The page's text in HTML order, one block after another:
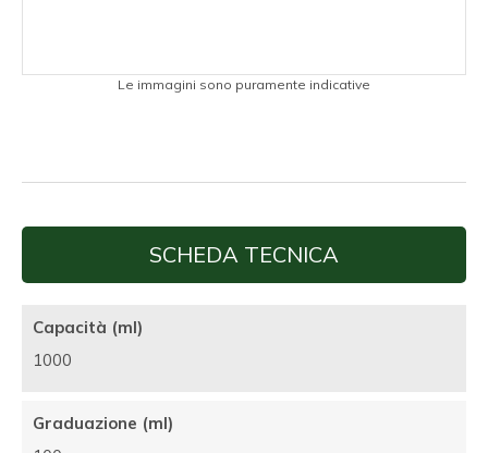
Le immagini sono puramente indicative
SCHEDA TECNICA
Capacità (ml)
1000
Graduazione (ml)